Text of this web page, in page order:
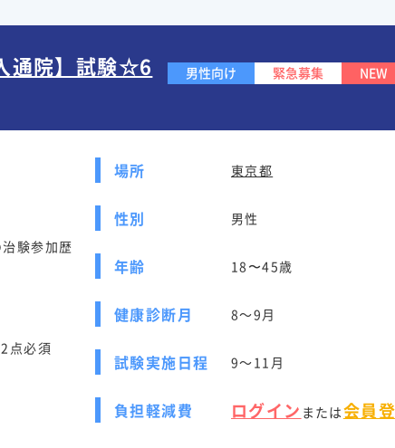
男性向け
緊急募集 NEW
通院】試験☆6
験参加歴
点必須
場所 東京都
性別 男性
年齢 18〜45歳
健康診断月 8～9月
試験実施日程 9～11月
負担軽減費 ログイン または会員